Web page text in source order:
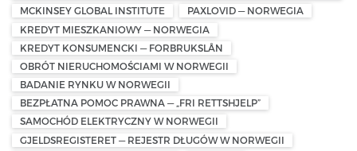
MCKINSEY GLOBAL INSTITUTE
PAXLOVID — NORWEGIA
KREDYT MIESZKANIOWY — NORWEGIA
KREDYT KONSUMENCKI — FORBRUKSLÅN
OBRÓT NIERUCHOMOŚCIAMI W NORWEGII
BADANIE RYNKU W NORWEGII
BEZPŁATNA POMOC PRAWNA — „FRI RETTSHJELP”
SAMOCHÓD ELEKTRYCZNY W NORWEGII
GJELDSREGISTERET — REJESTR DŁUGÓW W NORWEGII